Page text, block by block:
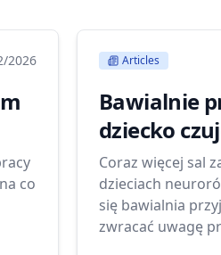
2026
co
Articles
Bawialnie
dziecko
Coraz więcej sal
dzieciach
się bawialnia
zwracać uwagę